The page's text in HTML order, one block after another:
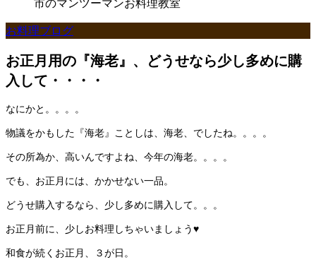
お料理ブログ
お正月用の『海老』、どうせなら少し多めに購
入して・・・・
なにかと。。。。
物議をかもした『海老』ことしは、海老、でしたね。。。。
その所為か、高いんですよね、今年の海老。。。。
でも、お正月には、かかせない一品。
どうせ購入するなら、少し多めに購入して。。。
お正月前に、少しお料理しちゃいましょう♥
和食が続くお正月、３が日。